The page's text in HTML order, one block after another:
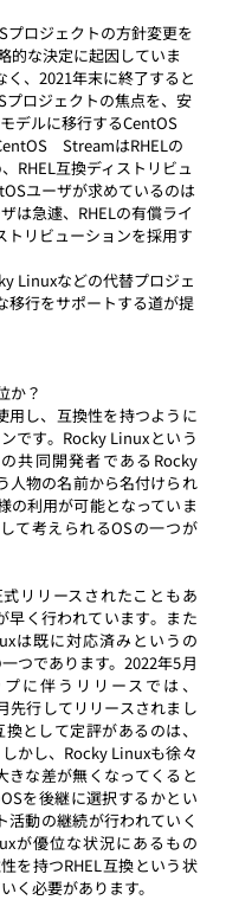
プロジェクトの方針変更を
的な決定に起因していま
く、2021年末に終了すると
プロジェクトの焦点を、安
デルに移行するCentOS
　StreamはRHELの
RHEL互換ディストリビュ
ユーザが求めているのは
は急遽、RHELの有償ライ
トリビューションを採用す
Linuxなどの代替プロジェ
移行をサポートする道が提
か？
用し、互換性を持つように
です。Rocky Linuxという
共同開発者であるRocky
人物の名前から名付けられ
の利用が可能となっていま
て考えられるOSの一つが
リリースされたこともあ
早く行われています。また
は既に対応済みというの
つであります。2022年5月
に伴うリリースでは、
先行してリリースされまし
として定評があるのは、
かし、Rocky Linuxも徐々
な差が無くなってくると
を後継に選択するかとい
動の継続が行われていく
が優位な状況にあるもの
を持つRHEL互換という状
く必要があります。